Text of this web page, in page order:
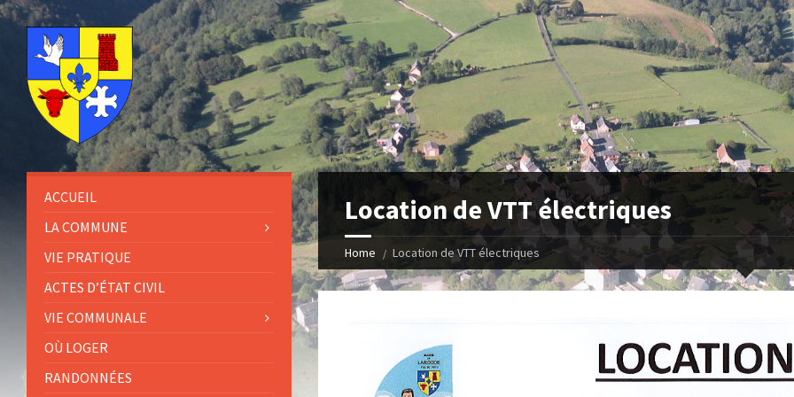
Location de VTT électriques
Home Location de VTT électriques
ACCUEIL
LA COMMUNE
VIE PRATIQUE
ACTES D’ÉTAT CIVIL
VIE COMMUNALE
OÙ LOGER
RANDONNÉES